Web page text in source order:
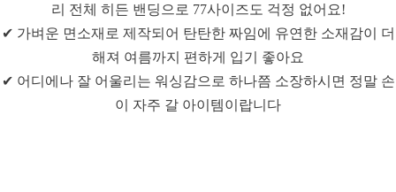
리 전체 히든 밴딩으로 77사이즈도 걱정 없어요!
✔ 가벼운 면소재로 제작되어 탄탄한 짜임에 유연한 소재감이 더
해져 여름까지 편하게 입기 좋아요
✔ 어디에나 잘 어울리는 워싱감으로 하나쯤 소장하시면 정말 손
이 자주 갈 아이템이랍니다